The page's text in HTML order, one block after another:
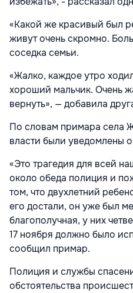
«Какой же красивый был
живут очень скромно.
соседка семьи.
«Жалко, каждое утро
хороший мальчик. Очень
вернуть», — добавила
По словам примара села
власти были уведомлены
«Это трагедия для всей
около обеда полиция и
том, что двухлетний
его достали, он уже был
благополучная, у них
17 ноября должно было
сообщил примар.
Полиция и службы
обстоятельства